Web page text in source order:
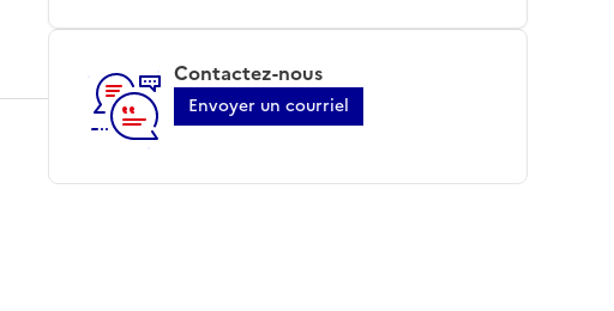
Contactez-nous
Envoyer un courriel